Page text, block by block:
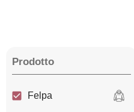
Prodotto
Felpa